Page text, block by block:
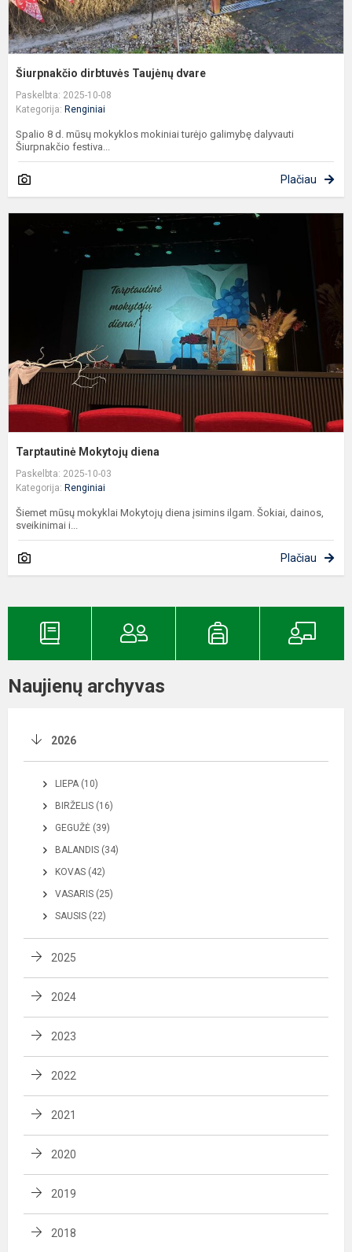
Šiurpnakčio dirbtuvės Taujėnų dvare
Paskelbta: 2025-10-08
Kategorija: Renginiai
Spalio 8 d. mūsų mokyklos mokiniai turėjo galimybę dalyvauti
Šiurpnakčio festiva...
Plačiau
Tarptautinė Mokytojų diena
Paskelbta: 2025-10-03
Kategorija: Renginiai
Šiemet mūsų mokyklai Mokytojų diena įsimins ilgam. Šokiai, dainos,
sveikinimai i...
Plačiau
Naujienų archyvas
2026
LIEPA (10)
BIRŽELIS (16)
GEGUŽĖ (39)
BALANDIS (34)
KOVAS (42)
VASARIS (25)
SAUSIS (22)
2025
2024
2023
2022
2021
2020
2019
2018